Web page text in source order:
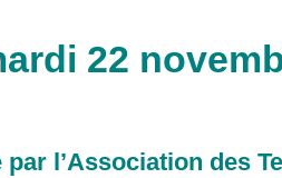
22
par l’Association des